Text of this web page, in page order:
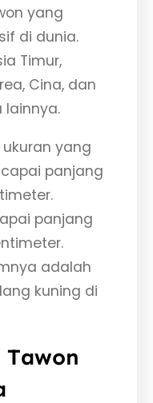
yang
di dunia.
Timur,
Cina, dan
lainnya.
yang
panjang
panjang
adalah
kuning di